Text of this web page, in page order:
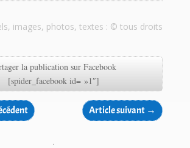
images, photos, textes : © tous droits
la publication sur Facebook
[spider_facebook id= »1″]
Article suivant →